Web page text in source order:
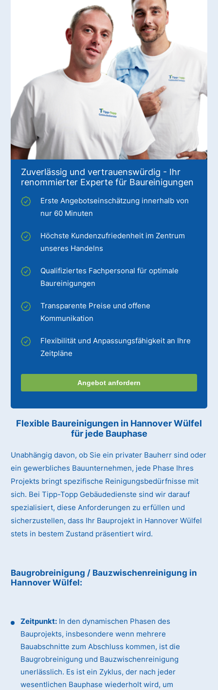
Zuverlässig und vertrauenswürdig - Ihr
renommierter Experte für Baureinigungen
Erste Angebotseinschätzung innerhalb von
nur 60 Minuten
Höchste Kundenzufriedenheit im Zentrum
unseres Handelns
Qualifiziertes Fachpersonal für optimale
Baureinigungen
Transparente Preise und offene
Kommunikation
Flexibilität und Anpassungsfähigkeit an Ihre
Zeitpläne
Angebot anfordern
Flexible Baureinigungen in Hannover Wülfel
für jede Bauphase
Unabhängig davon, ob Sie ein privater Bauherr sind oder
ein gewerbliches Bauunternehmen, jede Phase Ihres
Projekts bringt spezifische Reinigungsbedürfnisse mit
sich. Bei Tipp-Topp Gebäudedienste sind wir darauf
spezialisiert, diese Anforderungen zu erfüllen und
sicherzustellen, dass Ihr Bauprojekt in Hannover Wülfel
stets in bestem Zustand präsentiert wird.
Baugrobreinigung / Bauzwischenreinigung in
Hannover Wülfel:
Zeitpunkt: In den dynamischen Phasen des
Bauprojekts, insbesondere wenn mehrere
Bauabschnitte zum Abschluss kommen, ist die
Baugrobreinigung und Bauzwischenreinigung
unerlässlich. Es ist ein Zyklus, der nach jeder
wesentlichen Bauphase wiederholt wird, um